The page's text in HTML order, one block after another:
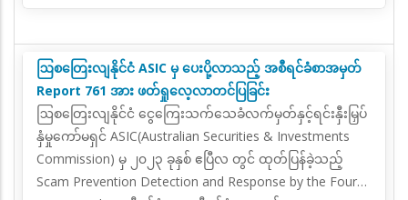
လိုက်နာအကောင်အထည်ဖော်ဆောင်ရွက်ရန် လိုအပ်ပါသည်။
အပြန်အလှန်အကဲဖြတ်ခြင်း (Mutual Evaluation-ME)
လုပ်ငန်းစဉ် ဆောင်ရွက်ပြီး FATF ၏ အကြံပြုချက် ၄၀ ပါ
စံနှုန်းသတ်မှတ်ချက်ဖြင့် အကဲဖြတ်ခြင်းများ ဆောင်ရွက်
ပါသည်။ မြန်မာနိုင်ငံ၏ အဖွဲ့ဝင်နိုင်ငံအချင်းချင်း အပြန်အလှန်
အကဲဖြတ်ချက် အစီ ရင်ခံစာပါ အကြံပြုချက် ၄၀ အနက် ၂၀၂၅
ခုနှစ်အထိ ၂၆ ချက်သည် စံနှုန်းသတ်မှတ်ချက်တိုးမြှင့်
ကောင်းမွန်ရရှိခဲ့ပါသည်။ အခြားဒေသတွင်းနိုင်ငံများထက်
၄၅ ဦး စုစုပေါင်း ၂၁၆ ဦး တက်ရောက်ခဲ့ကြောင်း သိရှိရ
ဩစတြေးလျနိုင်ငံ ASIC မှ ပေးပို့လာသည့် အစီရင်ခံစာအမှတ်
Report 761 အား ဖတ်ရှုလေ့လာတင်ပြခြင်း
ဩစတြေးလျနိုင်ငံ ငွေကြေးသက်သေခံလက်မှတ်နှင့်ရင်းနှီးမြှပ်
နှံမှုကော်မရှင် ASIC(Australian Securities & Investments
Commission) မှ ၂၀၂၃ ခုနှစ် ဧပြီလ တွင် ထုတ်ပြန်ခဲ့သည့်
Scam Prevention Detection and Response by the Four